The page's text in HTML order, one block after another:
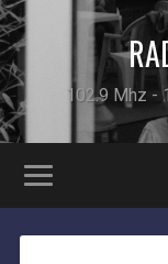
102.9 Mhz -